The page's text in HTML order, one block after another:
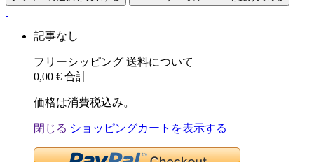
記事なし
フリーシッピング 送料について
0,00 € 合計
価格は消費税込み。
閉じる ショッピングカートを表示する